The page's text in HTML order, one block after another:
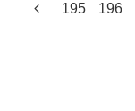
195 196